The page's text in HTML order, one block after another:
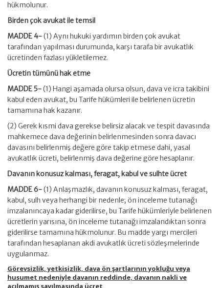
hükmolunur.
Birden çok avukat ile temsil
MADDE 4-(1) Aynı hukuki yardımın birden çok avukat
tarafından yapılması durumunda, karşı tarafa bir avukatlık
ücretinden fazlası yükletilemez.
Ücretin tümünü hak etme
MADDE 5-(1) Hangi aşamada olursa olsun, dava ve icra takibini
kabul eden avukat, bu Tarife hükümleri ile belirlenen ücretin
tamamına hak kazanır.
(2) Gerek kısmi dava gerekse belirsiz alacak ve tespit davasında
mahkemece dava değerinin belirlenmesinden sonra davacı
davasını belirlenmiş değere göre takip etmese dahi, yasal
avukatlık ücreti, belirlenmiş dava değerine göre hesaplanır.
Davanın konusuz kalması, feragat, kabul ve sulhte ücret
MADDE 6-(1) Anlaşmazlık, davanın konusuz kalması, feragat,
kabul, sulh veya herhangi bir nedenle; ön inceleme tutanağı
imzalanıncaya kadar giderilirse, bu Tarife hükümleriyle belirlenen
ücretlerin yarısına, ön inceleme tutanağı imzalandıktan sonra
giderilirse tamamına hükmolunur. Bu madde yargı mercileri
tarafından hesaplanan akdi avukatlık ücreti sözleşmelerinde
uygulanmaz.
Görevsizlik, yetkisizlik, dava ön şartlarının yokluğu veya
husumet nedeniyle davanın reddinde, davanın nakli ve
açılmamış sayılmasında ücret